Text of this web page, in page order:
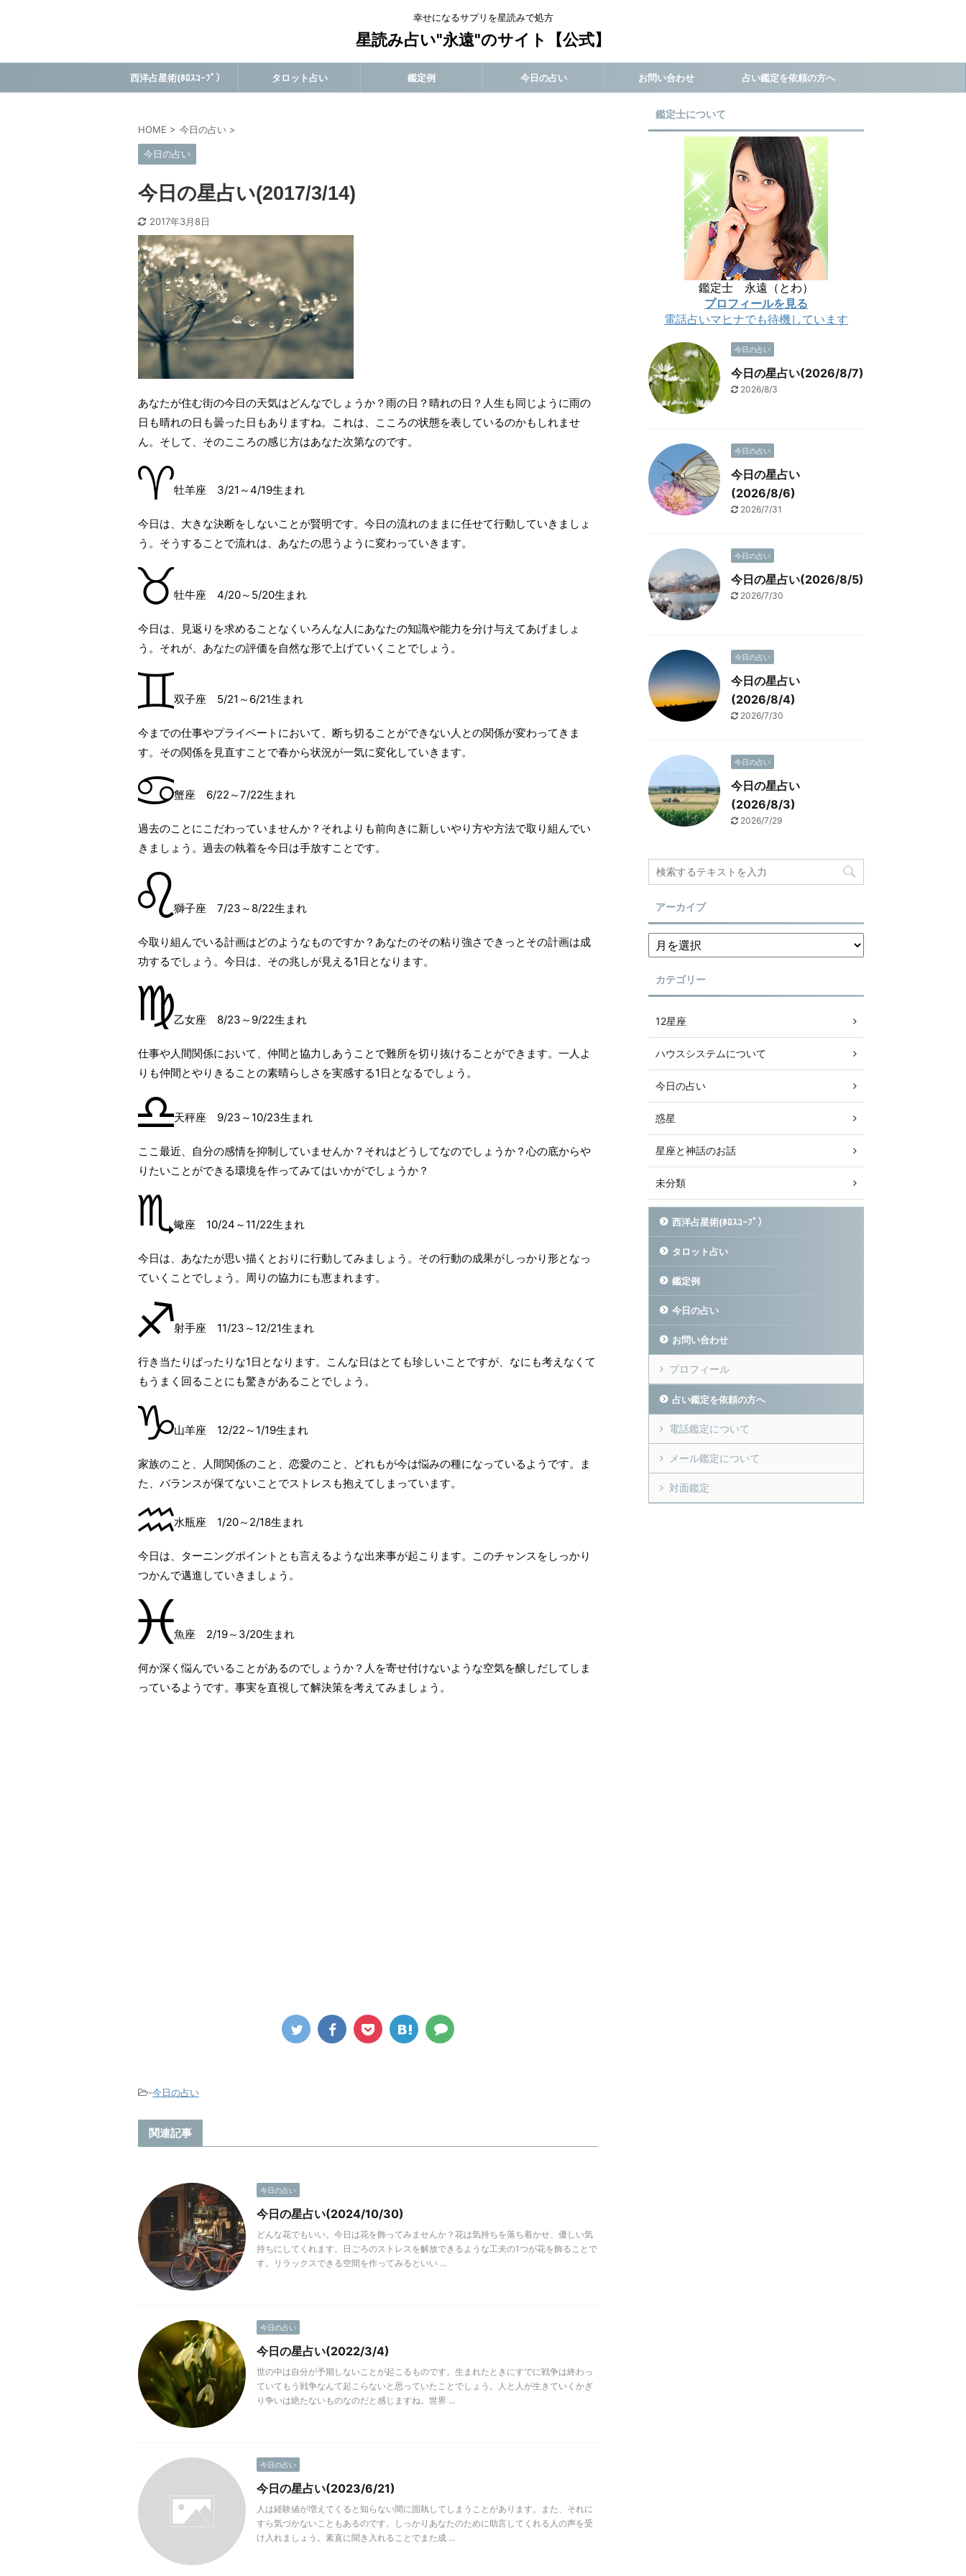
幸せになるサプリを星読みで処方
星読み占い"永遠"のサイト【公式】
西洋占星術(ﾎﾛｽｺｰﾌﾟ） タロット占い 鑑定例 今日の占い お問い合わせ 占い鑑定を依頼の方へ
HOME > 今日の占い >
今日の占い
今日の星占い(2017/3/14)
2017年3月8日
あなたが住む街の今日の天気はどんなでしょうか？雨の日？晴れの日？人生も同じように雨の
日も晴れの日も曇った日もありますね。これは、こころの状態を表しているのかもしれませ
ん。そして、そのこころの感じ方はあなた次第なのです。
牡羊座 3/21～4/19生まれ
今日は、大きな決断をしないことが賢明です。今日の流れのままに任せて行動していきましょ
う。そうすることで流れは、あなたの思うように変わっていきます。
牡牛座 4/20～5/20生まれ
今日は、見返りを求めることなくいろんな人にあなたの知識や能力を分け与えてあげましょ
う。それが、あなたの評価を自然な形で上げていくことでしょう。
双子座 5/21～6/21生まれ
今までの仕事やプライベートにおいて、断ち切ることができない人との関係が変わってきま
す。その関係を見直すことで春から状況が一気に変化していきます。
蟹座 6/22～7/22生まれ
過去のことにこだわっていませんか？それよりも前向きに新しいやり方や方法で取り組んでい
きましょう。過去の執着を今日は手放すことです。
獅子座 7/23～8/22生まれ
今取り組んでいる計画はどのようなものですか？あなたのその粘り強さできっとその計画は成
功するでしょう。今日は、その兆しが見える1日となります。
乙女座 8/23～9/22生まれ
仕事や人間関係において、仲間と協力しあうことで難所を切り抜けることができます。一人よ
りも仲間とやりきることの素晴らしさを実感する1日となるでしょう。
天秤座 9/23～10/23生まれ
ここ最近、自分の感情を抑制していませんか？それはどうしてなのでしょうか？心の底からや
りたいことができる環境を作ってみてはいかがでしょうか？
蠍座 10/24～11/22生まれ
今日は、あなたが思い描くとおりに行動してみましょう。その行動の成果がしっかり形となっ
ていくことでしょう。周りの協力にも恵まれます。
射手座 11/23～12/21生まれ
行き当たりばったりな1日となります。こんな日はとても珍しいことですが、なにも考えなくて
もうまく回ることにも驚きがあることでしょう。
山羊座 12/22～1/19生まれ
家族のこと、人間関係のこと、恋愛のこと、どれもが今は悩みの種になっているようです。ま
た、バランスが保てないことでストレスも抱えてしまっています。
水瓶座 1/20～2/18生まれ
今日は、ターニングポイントとも言えるような出来事が起こります。このチャンスをしっかり
つかんで邁進していきましょう。
魚座 2/19～3/20生まれ
何か深く悩んでいることがあるのでしょうか？人を寄せ付けないような空気を醸しだしてしま
っているようです。事実を直視して解決策を考えてみましょう。
-今日の占い
関連記事
今日の占い
今日の星占い(2024/10/30)
どんな花でもいい。今日は花を飾ってみませんか？花は気持ちを落ち着かせ、優しい気
持ちにしてくれます。日ごろのストレスを解放できるような工夫の1つが花を飾ることで
す。リラックスできる空間を作ってみるといい ...
今日の占い
今日の星占い(2022/3/4)
世の中は自分が予期しないことが起こるものです。生まれたときにすでに戦争は終わっ
ていてもう戦争なんて起こらないと思っていたことでしょう。人と人が生きていくかぎ
り争いは絶たないものなのだと感じますね。世界 ...
今日の占い
今日の星占い(2023/6/21)
人は経験値が増えてくると知らない間に固執してしまうことがあります。また、それに
すら気づかないこともあるのです。しっかりあなたのために助言してくれる人の声を受
け入れましょう。素直に聞き入れることでまた成 ...
鑑定士について
鑑定士 永遠（とわ）
プロフィールを見る
電話占いマヒナでも待機しています
今日の占い
今日の星占い(2026/8/7)
2026/8/3
今日の占い
今日の星占い
(2026/8/6)
2026/7/31
今日の占い
今日の星占い(2026/8/5)
2026/7/30
今日の占い
今日の星占い
(2026/8/4)
2026/7/30
今日の占い
今日の星占い
(2026/8/3)
2026/7/29
アーカイブ
カテゴリー
12星座
ハウスシステムについて
今日の占い
惑星
星座と神話のお話
未分類
西洋占星術(ﾎﾛｽｺｰﾌﾟ）
タロット占い
鑑定例
今日の占い
お問い合わせ
プロフィール
占い鑑定を依頼の方へ
電話鑑定について
メール鑑定について
対面鑑定